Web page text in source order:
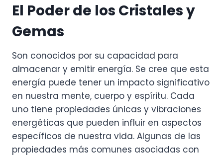
El Poder de los Cristales y
Gemas
Son conocidos por su capacidad para
almacenar y emitir energía. Se cree que esta
energía puede tener un impacto significativo
en nuestra mente, cuerpo y espíritu. Cada
uno tiene propiedades únicas y vibraciones
energéticas que pueden influir en aspectos
específicos de nuestra vida. Algunas de las
propiedades más comunes asociadas con